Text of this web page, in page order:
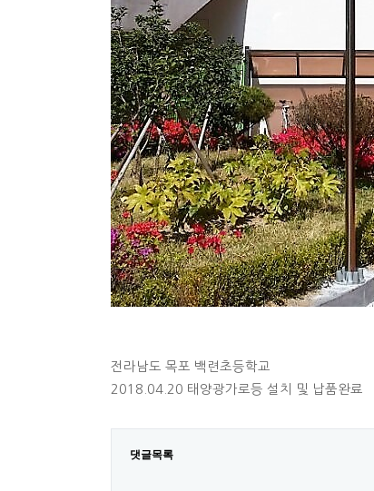
전라남도 목포 백련초등학교
2018.04.20 태양광가로등 설치 및 납품완료
댓글목록